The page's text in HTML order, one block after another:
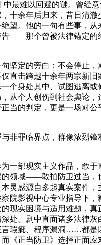
中最难以回避的谜。曾经
十余年后归来，昔日清澈
望。他的一句有些事，从
告——那个曾被法律锚定的
定的旁白：不会停止，
直击跨越十余年两宗新旧
个身处其中、试图逃离或
从个人创伤到社会舆论，
当的判定，更是一场对公
罪临界点，群像浓烈锋
部现实主义作品，敢于
的领域——敢拍防卫过当，
灵感源自多起真实案件，
院影视中心专业指导下，
现实困境与适用难题，真
处。剧中直面诸多法律灰
言瑕疵、程序漏洞……都是
《正当防卫》选择正面应